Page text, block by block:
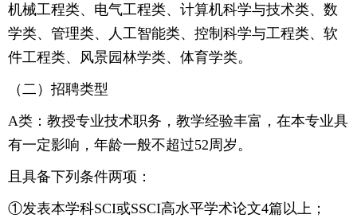
机械工程类、电气工程类、计算机科学与技术类、数
学类、管理类、人工智能类、控制科学与工程类、软
件工程类、风景园林学类、体育学类。
（二）招聘类型
A类：教授专业技术职务，教学经验丰富，在本专业具
有一定影响，年龄一般不超过52周岁。
且具备下列条件两项：
①发表本学科SCI或SSCI高水平学术论文4篇以上；